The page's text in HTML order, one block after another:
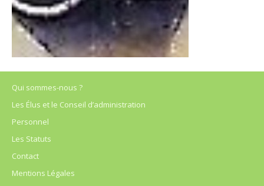
Qui sommes-nous ?
Les Élus et le Conseil d’administration
Personnel
Les Statuts
Contact
Mentions Légales